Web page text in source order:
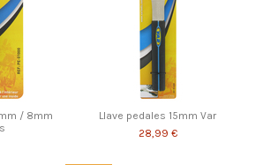
/ 8mm
Llave pedales 15mm Var
28,99 €